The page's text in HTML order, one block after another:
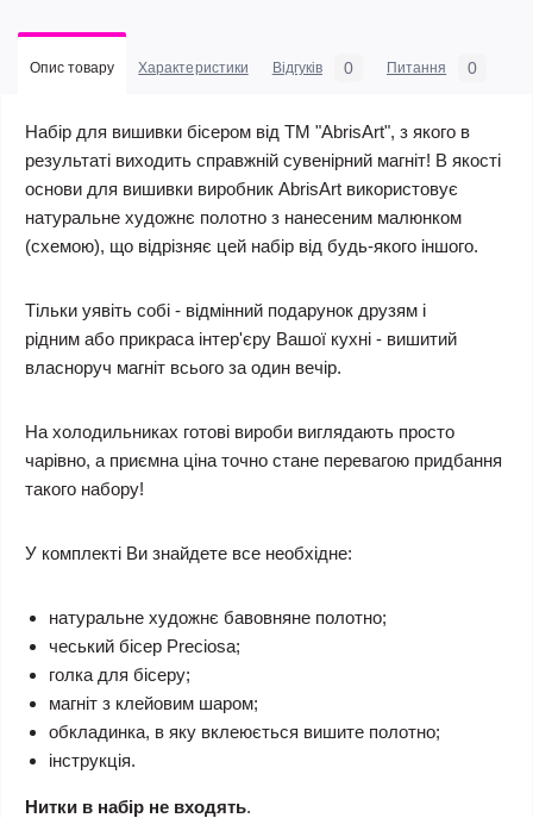
Опис товару Характеристики Відгуків 0 Питання 0
Набір для вишивки бісером від ТМ "AbrisArt", з якого в
результаті виходить справжній сувенірний магніт! В якості
основи для вишивки виробник AbrisArt використовує
натуральне художнє полотно з нанесеним малюнком
(схемою), що відрізняє цей набір від будь-якого іншого.
Тільки уявіть собі - відмінний подарунок друзям і
рідним або прикраса інтер'єру Вашої кухні - вишитий
власноруч магніт всього за один вечір.
На холодильниках готові вироби виглядають просто
чарівно, а приємна ціна точно стане перевагою придбання
такого набору!
У комплекті Ви знайдете все необхідне:
натуральне художнє бавовняне полотно;
чеський бісер Preciosa;
голка для бісеру;
магніт з клейовим шаром;
обкладинка, в яку вклеюється вишите полотно;
інструкція.
Нитки в набір не входять.